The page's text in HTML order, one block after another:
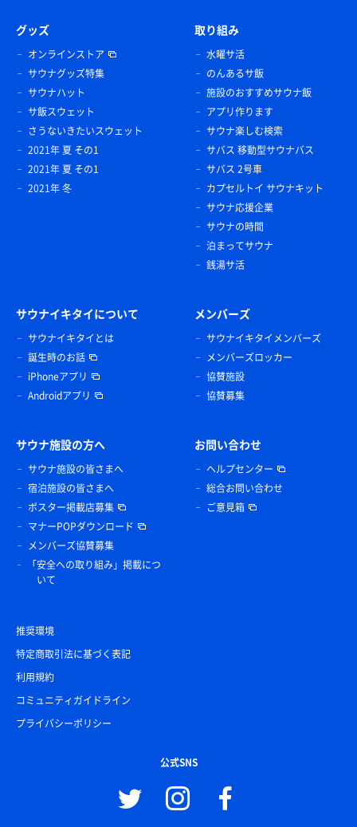
グッズ
オンラインストア
サウナグッズ特集
サウナハット
サ飯スウェット
さうないきたいスウェット
2021年 夏 その1
2021年 夏 その1
2021年 冬
取り組み
水曜サ活
のんあるサ飯
施設のおすすめサウナ飯
アプリ作ります
サウナ楽しむ検索
サバス 移動型サウナバス
サバス 2号車
カプセルトイ サウナキット
サウナ応援企業
サウナの時間
泊まってサウナ
銭湯サ活
サウナイキタイについて
サウナイキタイとは
誕生時のお話
iPhoneアプリ
Androidアプリ
メンバーズ
サウナイキタイメンバーズ
メンバーズロッカー
協賛施設
協賛募集
サウナ施設の方へ
サウナ施設の皆さまへ
宿泊施設の皆さまへ
ポスター掲載店募集
マナーPOPダウンロード
メンバーズ協賛募集
「安全への取り組み」掲載につ
いて
お問い合わせ
ヘルプセンター
総合お問い合わせ
ご意見箱
推奨環境
特定商取引法に基づく表記
利用規約
コミュニティガイドライン
プライバシーポリシー
公式SNS